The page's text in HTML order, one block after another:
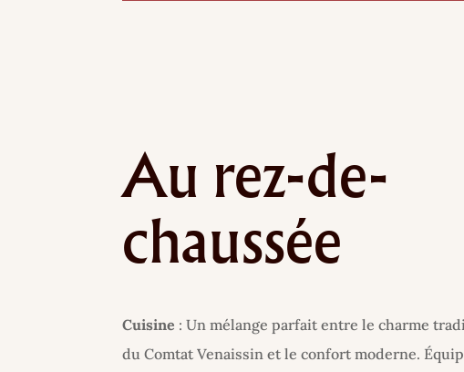
Au rez-de-
chaussée
Cuisine : Un mélange parfait entre le charme
du Comtat Venaissin et le confort moderne.